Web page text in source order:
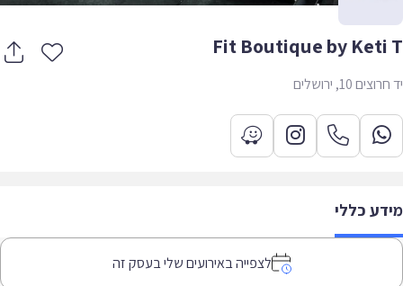
Fit Boutique by
10, ירושלים
כללי
לצפייה באירועים שלי בעסק זה